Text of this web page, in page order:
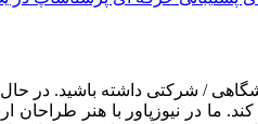
در نیوزپاور با هنر طراحان